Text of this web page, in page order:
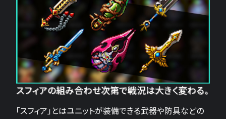
スフィアの組み合わせ次第で戦況は大きく変わる。
「スフィア」とはユニットが装備できる武器や防具などの